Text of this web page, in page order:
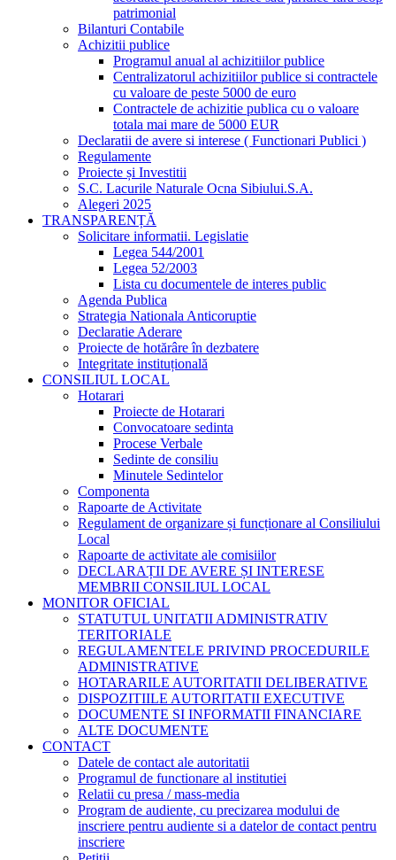
patrimonial
Bilanturi Contabile
Achizitii publice
Programul anual al achizitiilor publice
Centralizatorul achizitiilor publice si contractele
cu valoare de peste 5000 de euro
Contractele de achizitie publica cu o valoare
totala mai mare de 5000 EUR
Declaratii de avere si interese ( Functionari Publici )
Regulamente
Proiecte și Investitii
S.C. Lacurile Naturale Ocna Sibiului.S.A.
Alegeri 2025
TRANSPARENȚĂ
Solicitare informatii. Legislatie
Legea 544/2001
Legea 52/2003
Lista cu documentele de interes public
Agenda Publica
Strategia Nationala Anticoruptie
Declaratie Aderare
Proiecte de hotărâre în dezbatere
Integritate instituțională
CONSILIUL LOCAL
Hotarari
Proiecte de Hotarari
Convocatoare sedinta
Procese Verbale
Sedinte de consiliu
Minutele Sedintelor
Componenta
Rapoarte de Activitate
Regulament de organizare și funcționare al Consiliului
Local
Rapoarte de activitate ale comisiilor
DECLARAȚII DE AVERE ȘI INTERESE
MEMBRII CONSILIUL LOCAL
MONITOR OFICIAL
STATUTUL UNITATII ADMINISTRATIV
TERITORIALE
REGULAMENTELE PRIVIND PROCEDURILE
ADMINISTRATIVE
HOTARARILE AUTORITATII DELIBERATIVE
DISPOZITIILE AUTORITATII EXECUTIVE
DOCUMENTE SI INFORMATII FINANCIARE
ALTE DOCUMENTE
CONTACT
Datele de contact ale autoritatii
Programul de functionare al institutiei
Relatii cu presa / mass-media
Program de audiente, cu precizarea modului de
inscriere pentru audiente si a datelor de contact pentru
inscriere